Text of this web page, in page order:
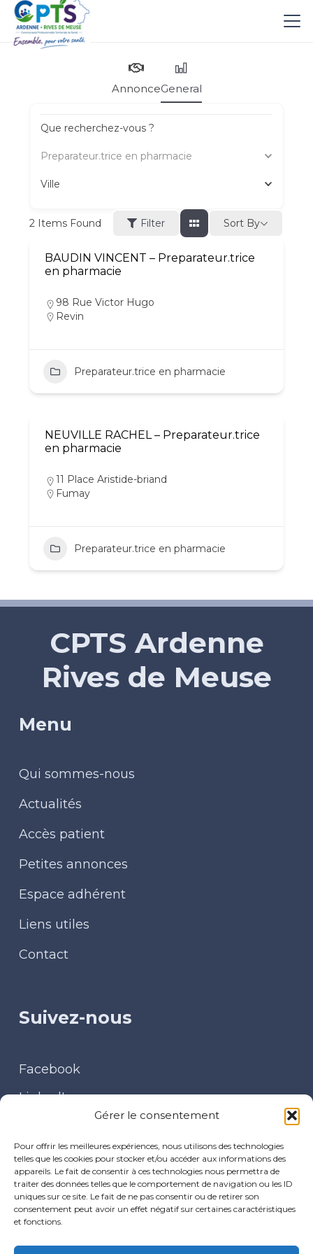
Gérer le consentement
Pour offrir les meilleures expériences, nous utilisons des technologies
telles que les cookies pour stocker et/ou accéder aux informations des
appareils. Le fait de consentir à ces technologies nous permettra de
traiter des données telles que le comportement de navigation ou les ID
uniques sur ce site. Le fait de ne pas consentir ou de retirer son
consentement peut avoir un effet négatif sur certaines caractéristiques
et fonctions.
AnnonceGeneral
Que recherchez-vous ?
Preparateur.trice en pharmacie
Ville
2 Items Found Filter Sort By
BAUDIN VINCENT – Preparateur.trice
en pharmacie
98 Rue Victor Hugo
Revin
Preparateur.trice en pharmacie
NEUVILLE RACHEL – Preparateur.trice
en pharmacie
11 Place Aristide-briand
Fumay
Preparateur.trice en pharmacie
CPTS Ardenne
Rives de Meuse
Menu
Qui sommes-nous
Actualités
Accès patient
Petites annonces
Espace adhérent
Liens utiles
Contact
Suivez-nous
Facebook
LinkedIn
Contact
30 place du Baty – 08170 FUMAY
cpts.arm@gmail.com